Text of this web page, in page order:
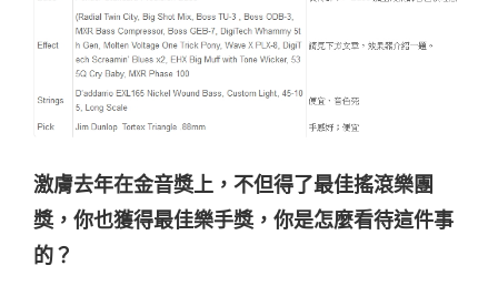
激膚去年在金音獎上，不但得了最佳搖滾樂團
獎，你也獲得最佳樂手獎，你是怎麼看待這件事
的？